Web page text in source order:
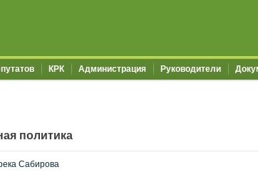
КРК Администрация Руководители
политика
Сабирова